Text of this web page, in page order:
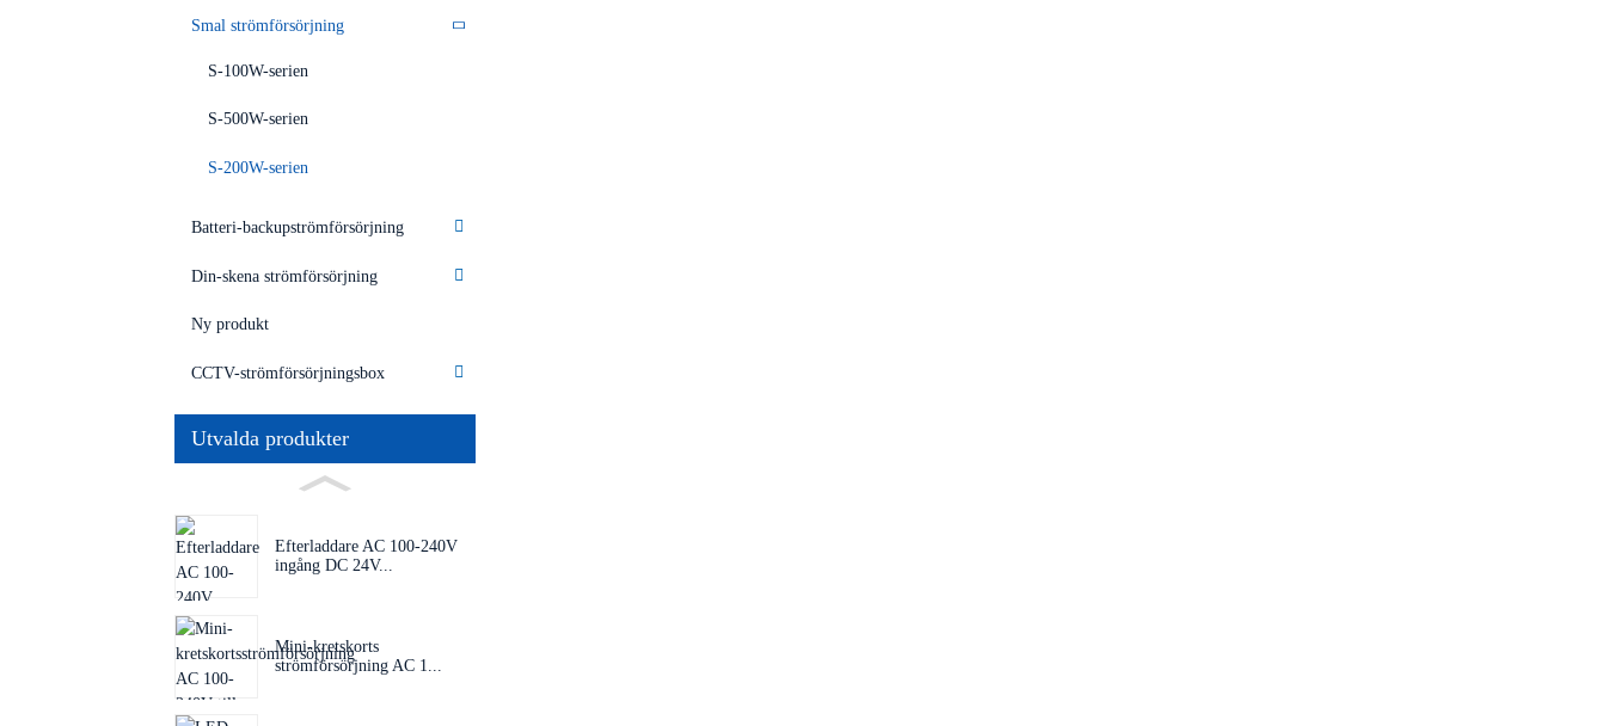
Smal strömförsörjning
S-100W-serien
S-500W-serien
S-200W-serien
Batteri-backupströmförsörjning
Din-skena strömförsörjning
Ny produkt
CCTV-strömförsörjningsbox
Utvalda produkter
Efterladdare AC 100-240V
ingång DC 24V...
Mini-kretskorts
strömförsörjning AC 1...